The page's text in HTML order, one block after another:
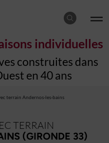
individuelles
construites dans
en 40 ans
terrain Andernos-les-bains
TERRAIN
(GIRONDE 33)